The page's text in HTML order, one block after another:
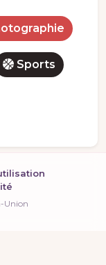
Sports
Union